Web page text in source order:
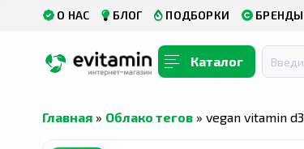
О НАС БЛОГ ПОДБОРКИ БРЕНДЫ
Каталог
Главная » Облако тегов » vegan vitamin d3